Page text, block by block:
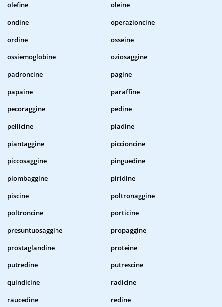
olefine
oleine
ondine
operazioncine
ordine
osseine
ossiemoglobine
oziosaggine
padroncine
pagine
papaine
paraffine
pecoraggine
pedine
pellicine
piadine
piantaggine
piccioncine
piccosaggine
pinguedine
piombaggine
piridine
piscine
poltronaggine
poltroncine
porticine
presuntuosaggine
propaggine
prostaglandine
proteine
putredine
putrescine
quindicine
radicine
raucedine
redine